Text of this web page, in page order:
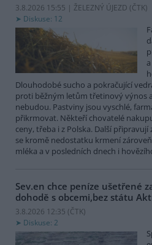
3.8.2026 15:55 | ŽELEZNÝ ÚJEZD (ČTK)
Diskuse: 12
Dlouhodobé sucho a pokračující
proti běžným letům třetinový výnos
nebudou. Pastviny jsou vyschlé,
přikrmovat. Někteří chovatelé
ceny, třeba i z Polska. Další
se kromě nedostatku krmení
mléka a v posledních dnech i
Sev.en chce peníze ušetřené
dohodě s obcemi,bez státu
3.8.2026 12:35 (ČTK)
Diskuse: 2